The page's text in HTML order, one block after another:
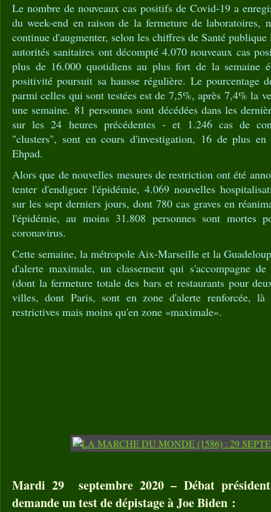
Le nombre de nouveaux cas positifs de Covid-19 a
du week-end en raison de la fermeture de laboratoires,
continue d'augmenter, selon les chiffres de Santé
autorités sanitaires ont décompté 4.070 nouveaux cas
plus de 16.000 quotidiens au plus fort de la semaine
positivité poursuit sa hausse régulière. Le pourcentage
parmi celles qui sont testées est de 7,5%, après 7,4% la
une semaine. 81 personnes sont décédées dans les
sur les 24 heures précédentes - et 1.246 cas de
"clusters", sont en cours d'investigation, 16 de plus
Ehpad.
Alors que de nouvelles mesures de restriction ont été
tenter d'endiguer l'épidémie, 4.069 nouvelles
sur les sept derniers jours, dont 780 cas graves en
l'épidémie, au moins 31.808 personnes sont mortes
coronavirus.
Cette semaine, la métropole Aix-Marseille et la
d'alerte maximale, un classement qui s'accompagne
(dont la fermeture totale des bars et restaurants pour
villes, dont Paris, sont en zone d'alerte renforcée, là
restrictives mais moins qu'en zone «maximale».
Mardi 29 septembre 2020 – Débat
demande un test de dépistage à Joe Biden :